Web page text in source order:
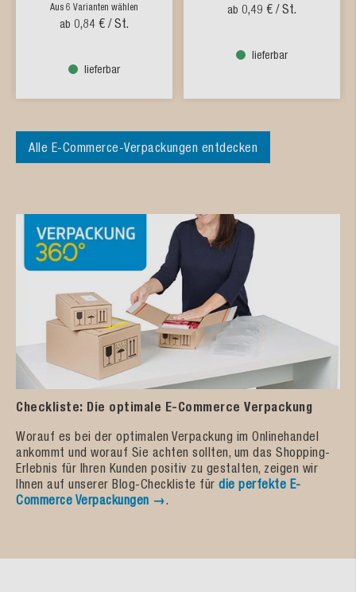
Aus 6 Varianten wählen
ab 0,84 € / St.
lieferbar
ab 0,49 € / St.
lieferbar
Alle E-Commerce-Verpackungen entdecken
Checkliste: Die optimale E-Commerce Verpackung
Worauf es bei der optimalen Verpackung im Onlinehandel
ankommt und worauf Sie achten sollten, um das Shopping-
Erlebnis für Ihren Kunden positiv zu gestalten, zeigen wir
Ihnen auf unserer Blog-Checkliste für die perfekte E-
Commerce Verpackungen →.